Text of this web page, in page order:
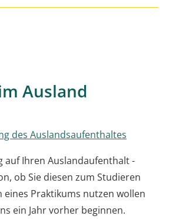
Ausland
des Auslandsaufenthaltes
auf Ihren Auslandaufenthalt -
ob Sie diesen zum Studieren
eines Praktikums nutzen wollen
ein Jahr vorher beginnen.